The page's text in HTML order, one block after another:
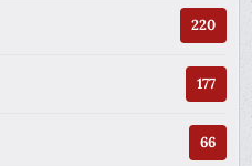
220
177
66